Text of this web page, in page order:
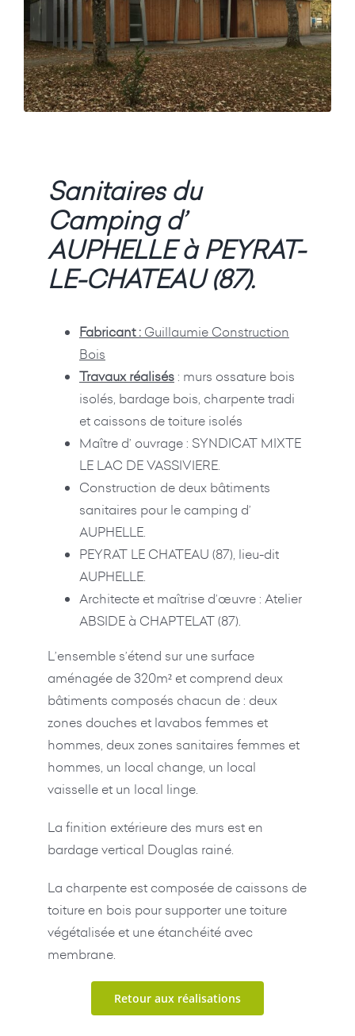
Sanitaires du
Camping d’
AUPHELLE à PEYRAT-
LE-CHATEAU (87).
Fabricant :Guillaumie Construction
Bois
Travaux réalisés: murs ossature bois
isolés, bardage bois, charpente tradi
et caissons de toiture isolés
Maître d’ ouvrage : SYNDICAT MIXTE
LE LAC DE VASSIVIERE.
Construction de deux bâtiments
sanitaires pour le camping d’
AUPHELLE.
PEYRAT LE CHATEAU (87), lieu-dit
AUPHELLE.
Architecte et maîtrise d’œuvre : Atelier
ABSIDE à CHAPTELAT (87).
L’ensemble s’étend sur une surface
aménagée de 320m² et comprend deux
bâtiments composés chacun de : deux
zones douches et lavabos femmes et
hommes, deux zones sanitaires femmes et
hommes, un local change, un local
vaisselle et un local linge.
La finition extérieure des murs est en
bardage vertical Douglas rainé.
La charpente est composée de caissons de
toiture en bois pour supporter une toiture
végétalisée et une étanchéité avec
membrane.
Retour aux réalisations